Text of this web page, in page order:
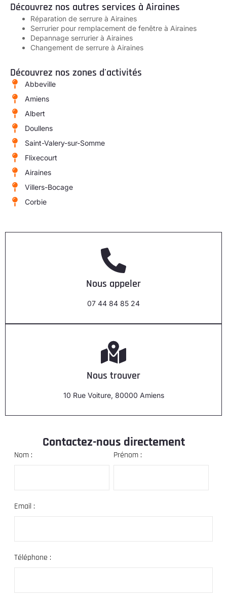
Découvrez nos autres services à Airaines
Réparation de serrure à Airaines
Serrurier pour remplacement de fenêtre à Airaines
Depannage serrurier à Airaines
Changement de serrure à Airaines
Découvrez nos zones d'activités
Abbeville
Amiens
Albert
Doullens
Saint-Valery-sur-Somme
Flixecourt
Airaines
Villers-Bocage
Corbie
Nous appeler
07 44 84 85 24
Nous trouver
10 Rue Voiture, 80000 Amiens
Contactez-nous directement
Nom : Prénom :
Email :
Téléphone :